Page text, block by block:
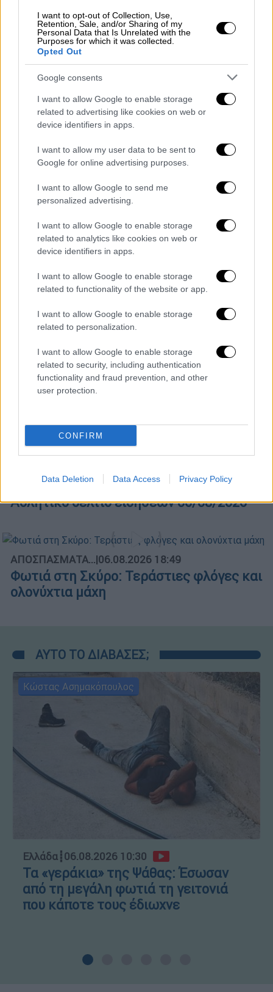
I want to opt-out of Collection, Use,
Retention, Sale, and/or Sharing of my
Personal Data that Is Unrelated with the
Purposes for which it was collected.
Opted Out
Google consents
I want to allow Google to enable storage
related to advertising like cookies on web or
device identifiers in apps.
I want to allow my user data to be sent to
Google for online advertising purposes.
I want to allow Google to send me
personalized advertising.
I want to allow Google to enable storage
related to analytics like cookies on web or
device identifiers in apps.
I want to allow Google to enable storage
related to functionality of the website or app.
I want to allow Google to enable storage
related to personalization.
I want to allow Google to enable storage
related to security, including authentication
functionality and fraud prevention, and other
user protection.
CONFIRM
Data Deletion Data Access Privacy Policy
POPULAR VIDEOS
Κεντρικό δελτίο ειδήσεων 06/08/2026
Κεντρικό δελτίο ειδήσεων 05/08/2026
Ώρα Ελλάδος 06/08/2026
ΑΘΛΗΤΙΚΟ ΔΕΛΤΙΟ | 06.08.2026 19:52
Αθλητικό δελτίο ειδήσεων 06/08/2026
ΑΠΟΣΠΑΣΜΑΤΑ...|06.08.2026 18:49
Φωτιά στη Σκύρο: Τεράστιες φλόγες και
ολονύχτια μάχη
ΑΥΤΟ ΤΟ ΔΙΑΒΑΣΕΣ;
Κώστας Ασημακόπουλος
Ελλάδα┋06.08.2026 10:30
Τα «γεράκια» της Ψάθας: Έσωσαν
από τη μεγάλη φωτιά τη γειτονιά
που κάποτε τους έδιωχνε